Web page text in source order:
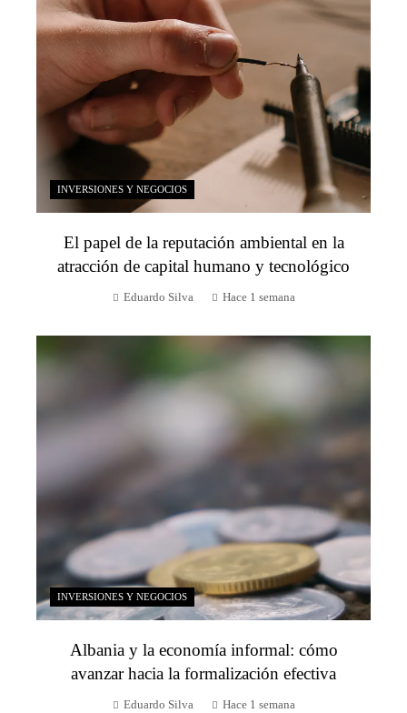
INVERSIONES Y NEGOCIOS
El papel de la reputación ambiental en la
atracción de capital humano y tecnológico
Eduardo Silva Hace 1 semana
INVERSIONES Y NEGOCIOS
Albania y la economía informal: cómo
avanzar hacia la formalización efectiva
Eduardo Silva Hace 1 semana